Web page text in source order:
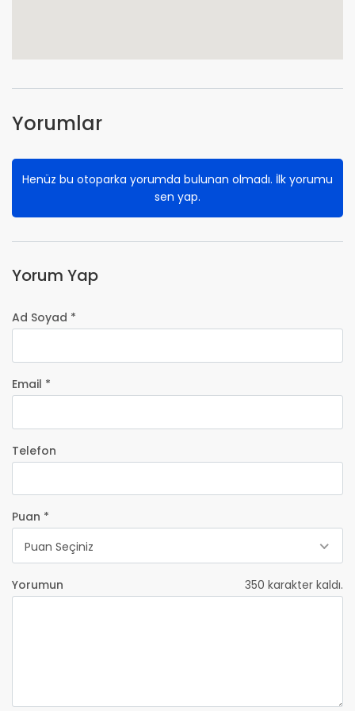
Yorumlar
Henüz bu otoparka yorumda bulunan olmadı. İlk yorumu
sen yap.
Yorum Yap
Ad Soyad *
Email *
Telefon
Puan *
Puan Seçiniz
Yorumun 350 karakter kaldı.